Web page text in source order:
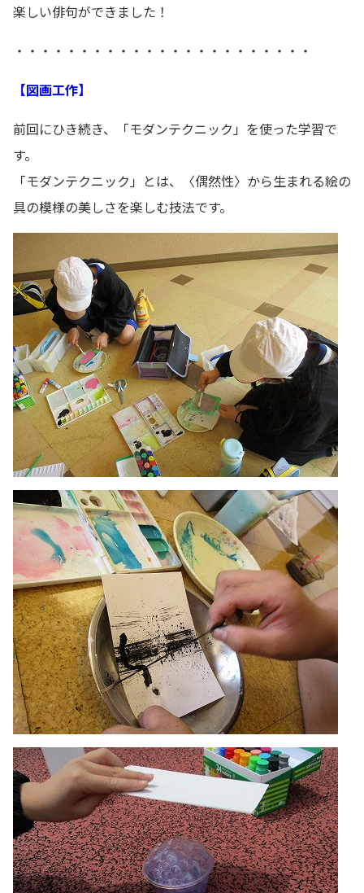
楽しい俳句ができました！
・・・・・・・・・・・・・・・・・・・・・・・
【図画工作】
前回にひき続き、「モダンテクニック」を使った学習で
す。
「モダンテクニック」とは、〈偶然性〉から生まれる絵の
具の模様の美しさを楽しむ技法です。